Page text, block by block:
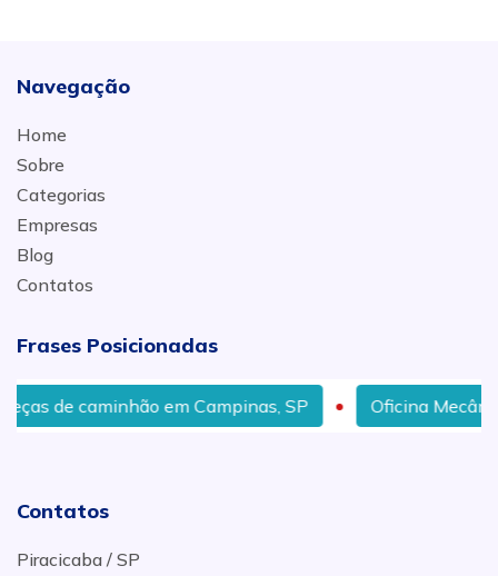
Navegação
Home
Sobre
Categorias
Empresas
Blog
Contatos
Frases Posicionadas
em Campinas, SP Oficina Mecânica
Contatos
Piracicaba / SP